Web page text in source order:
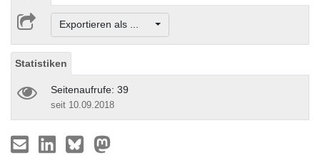
Exportieren als ...
Statistiken
Seitenaufrufe: 39
seit 10.09.2018